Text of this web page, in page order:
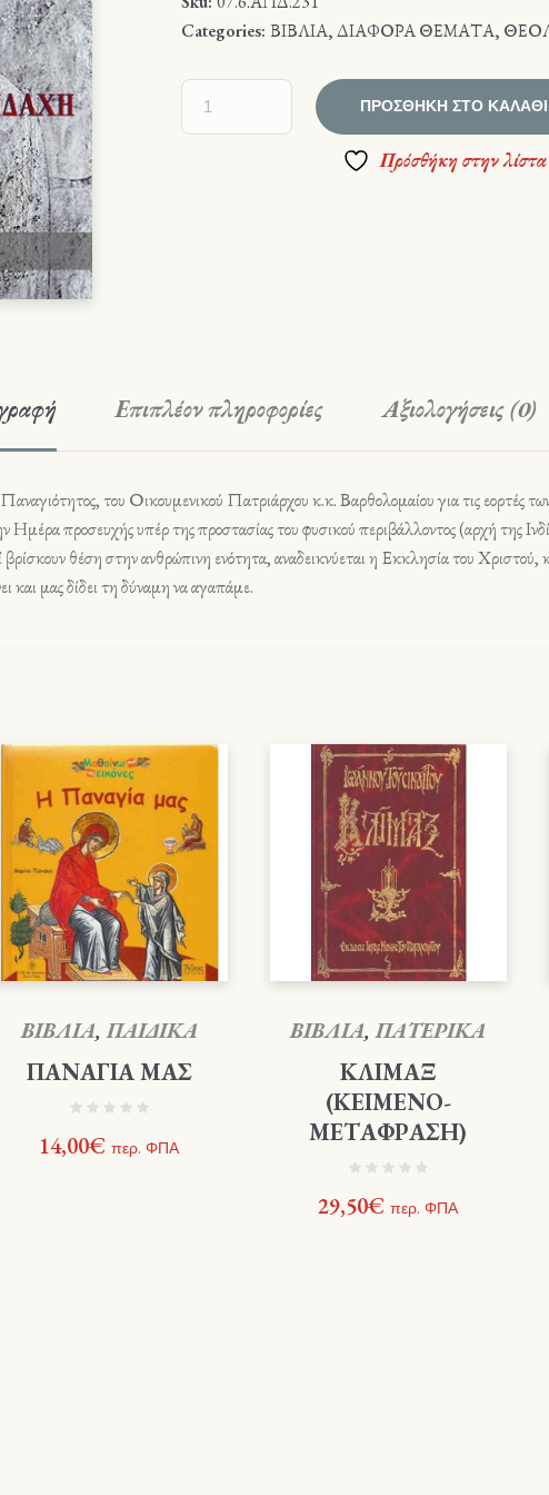
Categories:ΒΙΒΛΙΑ,ΔΙΑΦΟΡΑ ΘΕΜΑΤΑ,
ΠΡΟΣΘΉΚΗ ΣΤΟ ΚΑΛΆΘΙ
Πρόσθήκη στην λίστα
Επιπλέον πληροφορίες Αξιολογήσεις (0)
του Οικουμενικού Πατριάρχου κ.κ. Βαρθολομαίου για τις εορτές
προσευχής υπέρ της προστασίας του φυσικού περιβάλλοντος (αρχή της
βρίσκουν θέση στην ανθρώπινη ενότητα, αναδεικνύεται η Εκκλησία του
και μας δίδει τη δύναμη να αγαπάμε.
ΒΙΒΛΙΑ,ΠΑΙΔΙΚΑ
ΠΑΝΑΓΙΑ ΜΑΣ
14,00€ περ. ΦΠΑ
ΒΙΒΛΙΑ,ΠΑΤΕΡΙΚΑ
ΚΛΙΜΑΞ
(ΚΕΙΜΕΝΟ-
ΜΕΤΑΦΡΑΣΗ)
29,50€ περ. ΦΠΑ